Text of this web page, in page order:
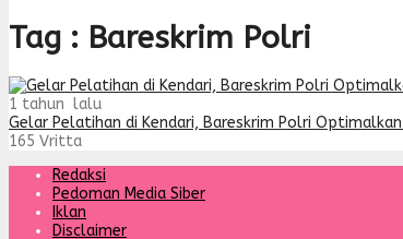
Tag : Bareskrim Polri
1 tahun lalu
Gelar Pelatihan di Kendari, Bareskrim Polri Optimalkan
165 Vritta
Redaksi
Pedoman Media Siber
Iklan
Disclaimer